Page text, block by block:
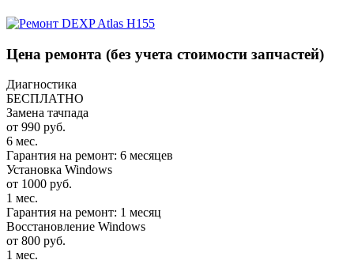
Цена ремонта (без учета стоимости запчастей)
Диагностика
БЕСПЛАТНО
Замена тачпада
от 990 руб.
6 мес.
Гарантия на ремонт: 6 месяцев
Установка Windows
от 1000 руб.
1 мес.
Гарантия на ремонт: 1 месяц
Восстановление Windows
от 800 руб.
1 мес.